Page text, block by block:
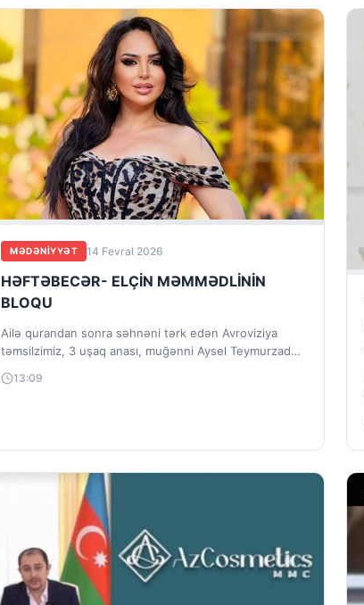
MƏDƏNIYYƏT 14 Fevral 2026
HƏFTƏBECƏR- ELÇİN MƏMMƏDLİNİN
BLOQU
Ailə qurandan sonra səhnəni tərk edən Avroviziya
təmsilzimiz, 3 uşaq anası, muğənni Aysel Teymurzadə (
13:09